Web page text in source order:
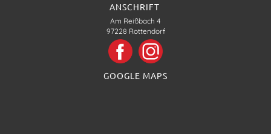
ANSCHRIFT
Am Reißbach 4
97228 Rottendorf
GOOGLE MAPS